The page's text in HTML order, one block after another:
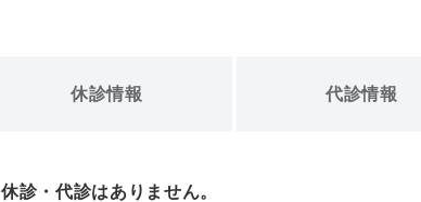
休診情報 代診情報
休診・代診はありません。